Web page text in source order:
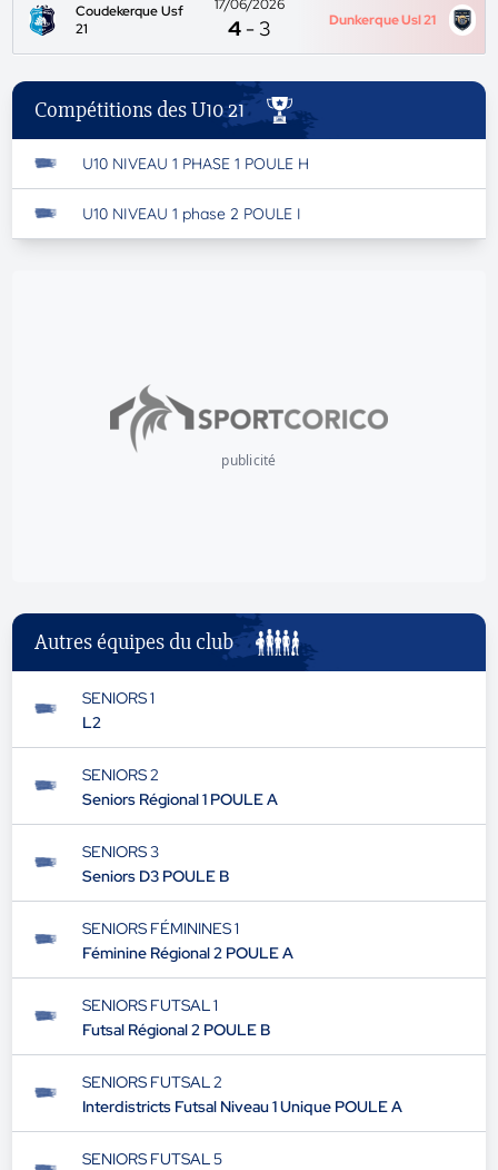
Coudekerque Usf
21
17/06/2026
4 - 3 Dunkerque Usl 21
Compétitions des U10 21
U10 NIVEAU 1 PHASE 1 POULE H
U10 NIVEAU 1 phase 2 POULE I
publicité
Autres équipes du club
SENIORS 1
L2
SENIORS 2
Seniors Régional 1 POULE A
SENIORS 3
Seniors D3 POULE B
SENIORS FÉMININES 1
Féminine Régional 2 POULE A
SENIORS FUTSAL 1
Futsal Régional 2 POULE B
SENIORS FUTSAL 2
Interdistricts Futsal Niveau 1 Unique POULE A
SENIORS FUTSAL 5